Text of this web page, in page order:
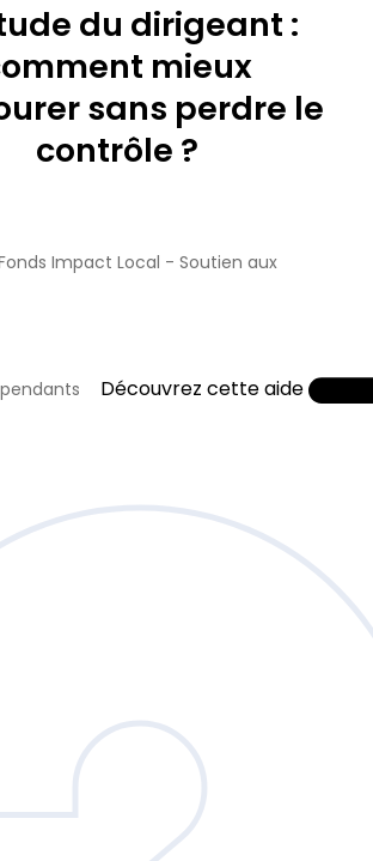
du dirigeant :
mieux
sans perdre le
contrôle ?
Impact Local - Soutien aux
Découvrez cette aide